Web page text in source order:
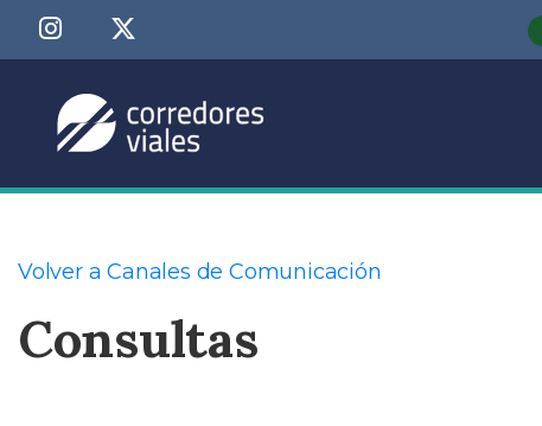
Volver a Canales de Comunicación
Consultas